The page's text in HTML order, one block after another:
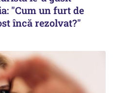
"Cum un furt de
încă rezolvat?"